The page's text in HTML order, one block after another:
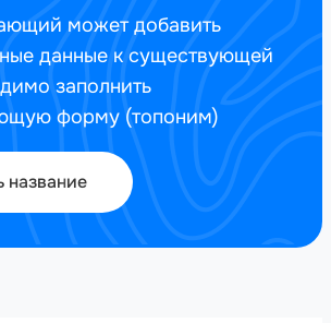
может добавить
данные к существующей
заполнить
форму (топоним)
название